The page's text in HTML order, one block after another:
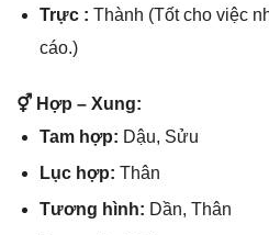
Trực : Thành (Tốt cho việc
cáo.)
⚥ Hợp – Xung:
Tam hợp: Dậu, Sửu
Lục hợp: Thân
Tươnɡ hình: Dần, Thân